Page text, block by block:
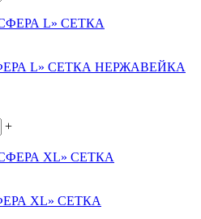
L» СЕТКА НЕРЖАВЕЙКА
+
XL» СЕТКА